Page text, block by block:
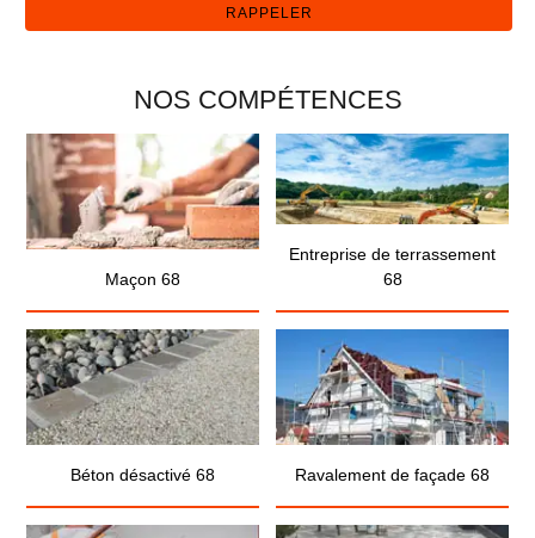
NOS COMPÉTENCES
Maçon 68
Entreprise de terrassement
68
Béton désactivé 68 Ravalement de façade 68